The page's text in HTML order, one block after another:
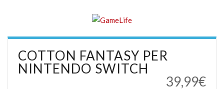
COTTON FANTASY PER
NINTENDO SWITCH
39,99€